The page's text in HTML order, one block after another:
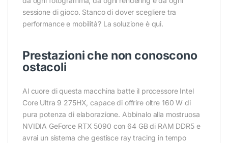
sessione di gioco. Stanco di dover scegliere tra
performance e mobilità? La soluzione è qui.
Prestazioni che non conoscono
ostacoli
Al cuore di questa macchina batte il processore Intel
Core Ultra 9 275HX, capace di offrire oltre 160 W di
pura potenza di elaborazione. Abbinalo alla mostruosa
NVIDIA GeForce RTX 5090 con 64 GB di RAM DDR5 e
avrai un sistema che gestisce ray tracing in tempo